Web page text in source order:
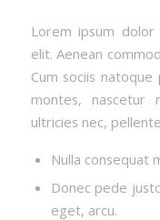
Lorem ipsum
elit. Aenean
Cum sociis
montes, nascetur
ultricies nec,
Nulla consequat
Donec pede
eget, arcu.